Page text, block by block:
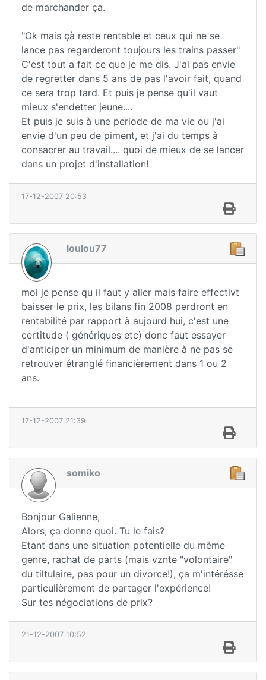
de marchander ça.
"Ok mais çà reste rentable et ceux qui ne se
lance pas regarderont toujours les trains passer"
C'est tout a fait ce que je me dis. J'ai pas envie
de regretter dans 5 ans de pas l'avoir fait, quand
ce sera trop tard. Et puis je pense qu'il vaut
mieux s'endetter jeune....
Et puis je suis à une periode de ma vie ou j'ai
envie d'un peu de piment, et j'ai du temps à
consacrer au travail.... quoi de mieux de se lancer
dans un projet d'installation!
17-12-2007 20:53
loulou77
moi je pense qu il faut y aller mais faire effectivt
baisser le prix, les bilans fin 2008 perdront en
rentabilité par rapport à aujourd hui, c'est une
certitude ( génériques etc) donc faut essayer
d'anticiper un minimum de manière à ne pas se
retrouver étranglé financièrement dans 1 ou 2
ans.
17-12-2007 21:39
somiko
Bonjour Galienne,
Alors, ça donne quoi. Tu le fais?
Etant dans une situation potentielle du même
genre, rachat de parts (mais vznte "volontaire"
du tiltulaire, pas pour un divorce!), ça m'intérésse
particulièrement de partager l'expérience!
Sur tes négociations de prix?
21-12-2007 10:52